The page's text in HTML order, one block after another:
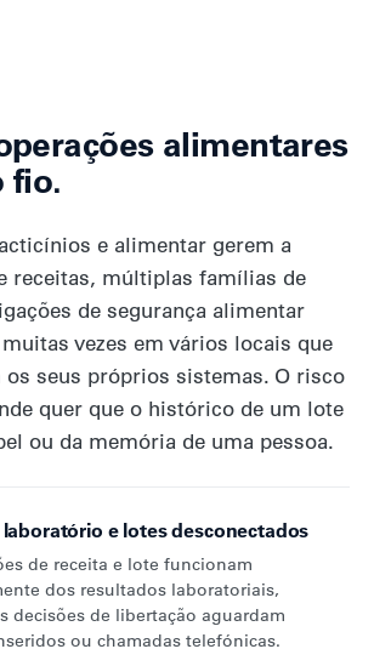
alimentares
fio.
e alimentar gerem a
receitas, múltiplas famílias de
de segurança alimentar
vezes em vários locais que
os seus próprios sistemas. O risco
quer que o histórico de um lote
ou da memória de uma pessoa.
laboratório e lotes desconectados
de receita e lote funcionam
dos resultados laboratoriais,
decisões de libertação aguardam
ou chamadas telefónicas.